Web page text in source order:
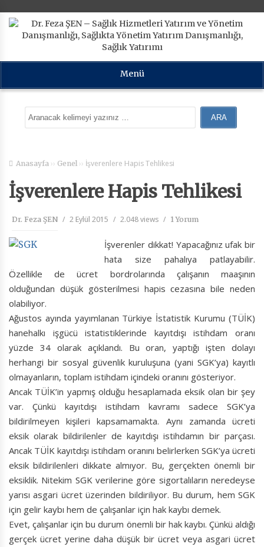
Menü
Anasayfa ›› Genel ›› İşverenlere Hapis Tehlikesi
İşverenlere Hapis Tehlikesi
Dr. Feza ŞEN / 2 Eylül 2015 / 2.048 views / 1 Yorum
İşverenler dikkat! Yapacağınız ufak bir
hata size pahalıya patlayabilir.
Özellikle de ücret bordrolarında çalışanın maaşının
olduğundan düşük gösterilmesi hapis cezasına bile neden
olabiliyor.
Ağustos ayında yayımlanan Türkiye İstatistik Kurumu (TÜİK)
hanehalkı işgücü istatistiklerinde kayıtdışı istihdam oranı
yüzde 34 olarak açıklandı. Bu oran, yaptığı işten dolayı
herhangi bir sosyal güvenlik kuruluşuna (yani SGK’ya) kayıtlı
olmayanların, toplam istihdam içindeki oranını gösteriyor.
Ancak TÜİK’in yapmış olduğu hesaplamada eksik olan bir şey
var. Çünkü kayıtdışı istihdam kavramı sadece SGK’ya
bildirilmeyen kişileri kapsamamakta. Aynı zamanda ücreti
eksik olarak bildirilenler de kayıtdışı istihdamın bir parçası.
Ancak TÜİK kayıtdışı istihdam oranını belirlerken SGK’ya ücreti
eksik bildirilenleri dikkate almıyor. Bu, gerçekten önemli bir
eksiklik. Nitekim SGK verilerine göre sigortalıların neredeyse
yarısı asgari ücret üzerinden bildiriliyor. Bu durum, hem SGK
için gelir kaybı hem de çalışanlar için hak kaybı demek.
Evet, çalışanlar için bu durum önemli bir hak kaybı. Çünkü aldığı
gerçek ücret yerine daha düşük bir ücret veya asgari ücret